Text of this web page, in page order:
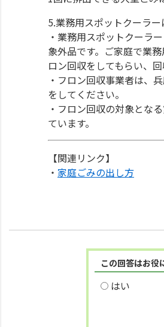
5.業務用スポットクーラー
・業務用スポットクーラ
象外品です。ご家庭で業
ロン回収をしてもらい、
・フロン回収事業者は、
をしてください。
・フロン回収の対象とな
ています。
【関連リンク】
・ 家庭ごみの出し方
この回答はお役
はい